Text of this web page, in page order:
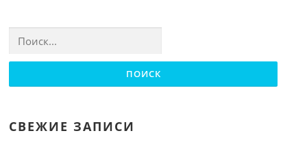
СВЕЖИЕ ЗАПИСИ